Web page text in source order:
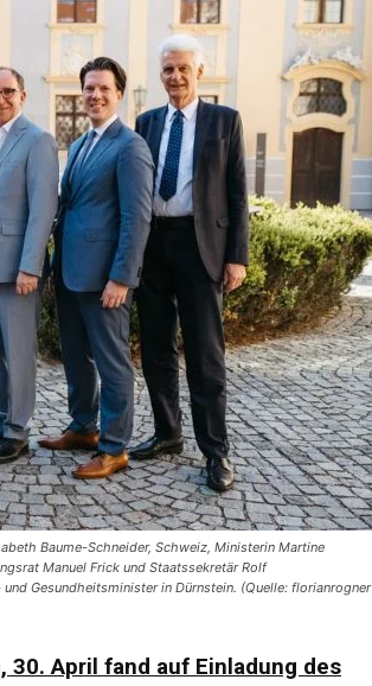
Baume-Schneider, Schweiz, Ministerin Martine
Manuel Frick und Staatssekretär Rolf
Gesundheitsminister in Dürnstein. (Quelle: florianrogner
30. April fand auf Einladung des